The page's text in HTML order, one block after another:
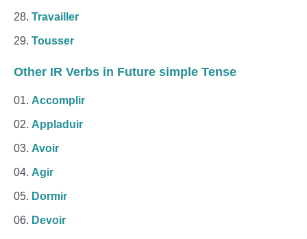
Travailler
Tousser
Other IR Verbs in Future simple Tense
Accomplir
Appladuir
Avoir
Agir
Dormir
Devoir